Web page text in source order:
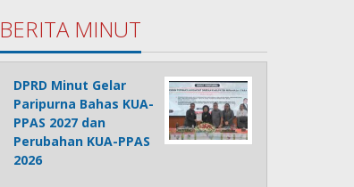
BERITA MINUT
DPRD Minut Gelar
Paripurna Bahas KUA-
PPAS 2027 dan
Perubahan KUA-PPAS
2026